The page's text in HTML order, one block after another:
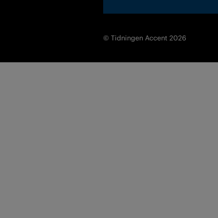
© Tidningen Accent 2026